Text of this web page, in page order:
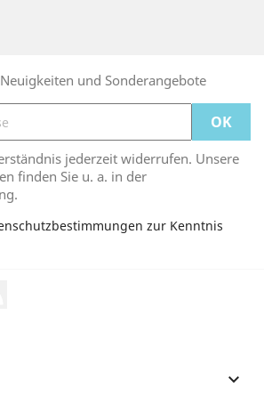
und Sonderangebote
jederzeit widerrufen. Unsere
finden Sie u. a. in der
zur Kenntnis
